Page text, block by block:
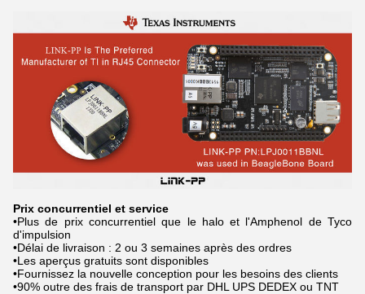
Prix concurrentiel et service
•Plus de prix concurrentiel que le halo et l'Amphenol de Tyco
d'impulsion
•Délai de livraison : 2 ou 3 semaines après des ordres
•Les aperçus gratuits sont disponibles
•Fournissez la nouvelle conception pour les besoins des clients
•90% outre des frais de transport par DHL UPS DEDEX ou TNT